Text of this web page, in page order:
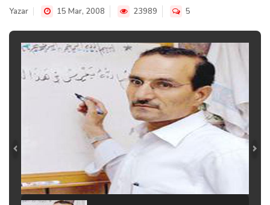
Yazar 15 Mar, 2008 23989 5